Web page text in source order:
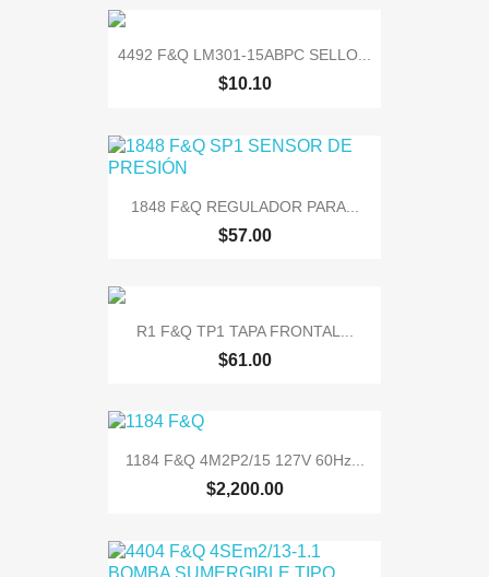
4492 F&Q LM301-15ABPC SELLO...
$10.10
1848 F&Q REGULADOR PARA...
$57.00
R1 F&Q TP1 TAPA FRONTAL...
$61.00
1184 F&Q 4M2P2/15 127V 60Hz...
$2,200.00